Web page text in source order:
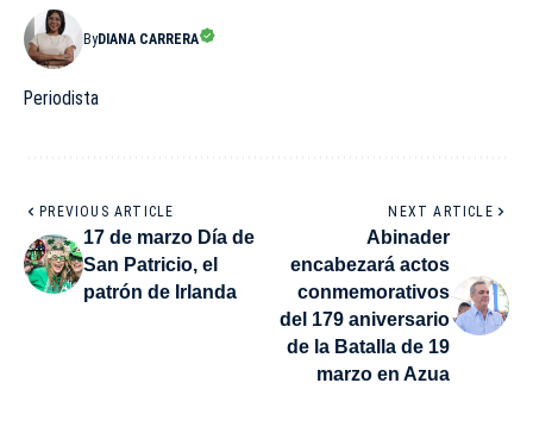
ByDIANA CARRERA
Periodista
PREVIOUS ARTICLE
17 de marzo Día de
San Patricio, el
patrón de Irlanda
NEXT ARTICLE
Abinader
encabezará actos
conmemorativos
del 179 aniversario
de la Batalla de 19
marzo en Azua